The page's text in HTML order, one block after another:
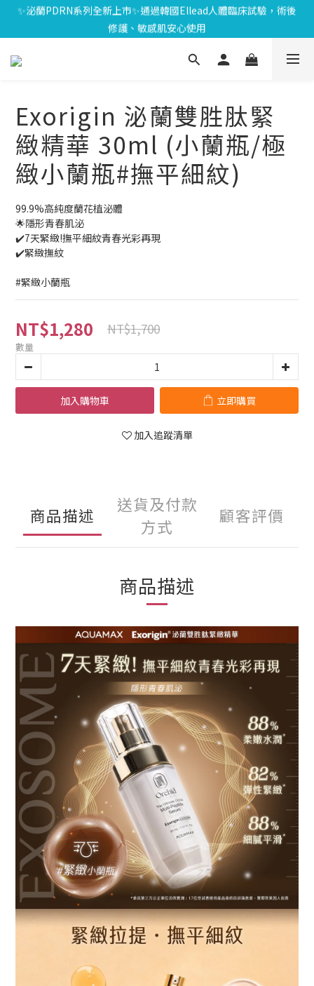
⏰8/01-8/18限定⏰下單送泌雪平衡面膜,滿$1000送緊緻Q彈組,滿
$1799再享Uber點數$200
✨泌蘭PDRN系列全新上市✨通過韓國Ellead人體臨床試驗，術後
修護、敏感肌安心使用
點可折抵1元；生日再送生日禮金
$1799再享Uber點數$200
Exorigin 泌蘭雙胜肽緊
緻精華 30ml (小蘭瓶/極
緻小蘭瓶#撫平細紋)
99.9%高純度蘭花植泌體
🌟隱形青春肌泌
✔️7天緊緻!撫平細紋青春光彩再現
✔️緊緻撫紋
#緊緻小蘭瓶
NT$1,280 NT$1,700
數量
加入購物車 立即購買
加入追蹤清單
商品描述
送貨及付款
方式
顧客評價
商品描述